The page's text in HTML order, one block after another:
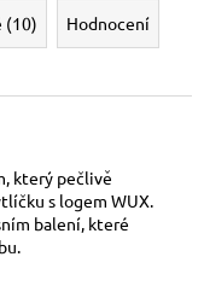
(10) Hodnocení
který pečlivě
s logem WUX.
balení, které